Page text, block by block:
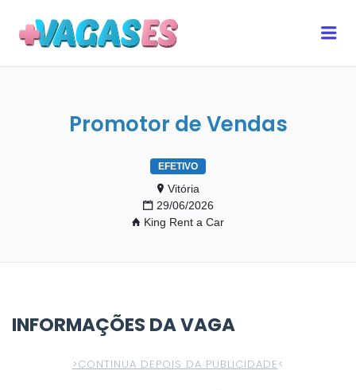
Promotor de Vendas
EFETIVO
Vitória
29/06/2026
King Rent a Car
INFORMAÇÕES DA VAGA
>CONTINUA DEPOIS DA PUBLICIDADE<